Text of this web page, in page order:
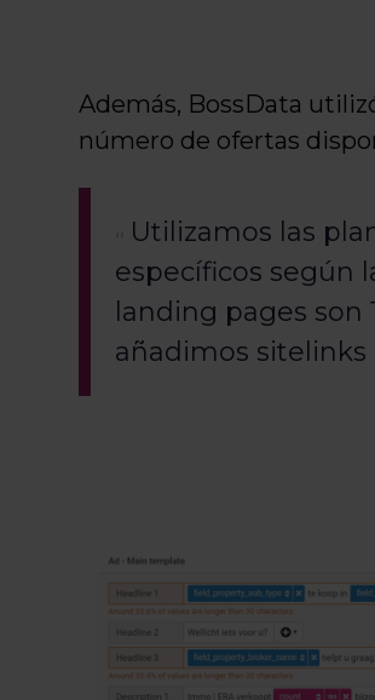
Además, BossData
número de ofertas
Utilizamos las
específicos según
landing pages son
añadimos sitelinks